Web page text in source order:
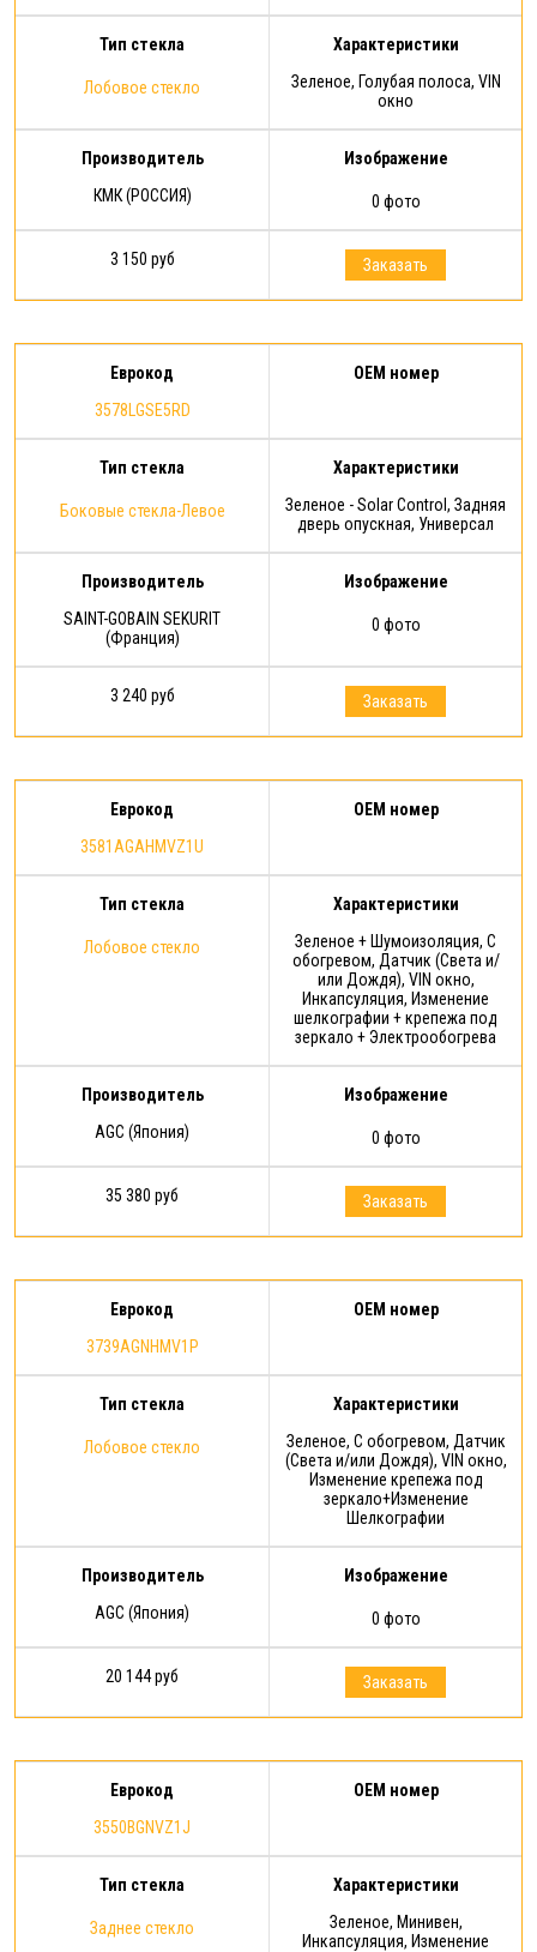
Тип стекла
Лобовое стекло
Характеристики
Зеленое, Голубая полоса, VIN
окно
Производитель
КМК (РОССИЯ)
Изображение
0 фото
3 150 руб Заказать
Еврокод
3578LGSE5RD
OEM номер
Тип стекла
Боковые стекла-Левое
Характеристики
Зеленое - Solar Control, Задняя
дверь опускная, Универсал
Производитель
SAINT-GOBAIN SEKURIT
(Франция)
Изображение
0 фото
3 240 руб Заказать
Еврокод
3581AGAHMVZ1U
OEM номер
Тип стекла
Лобовое стекло
Характеристики
Зеленое + Шумоизоляция, С
обогревом, Датчик (Света и/
или Дождя), VIN окно,
Инкапсуляция, Изменение
шелкографии + крепежа под
зеркало + Электрообогрева
Производитель
AGC (Япония)
Изображение
0 фото
35 380 руб Заказать
Еврокод
3739AGNHMV1P
OEM номер
Тип стекла
Лобовое стекло
Характеристики
Зеленое, С обогревом, Датчик
(Света и/или Дождя), VIN окно,
Изменение крепежа под
зеркало+Изменение
Шелкографии
Производитель
AGC (Япония)
Изображение
0 фото
20 144 руб Заказать
Еврокод
3550BGNVZ1J
OEM номер
Тип стекла
Заднее стекло
Характеристики
Зеленое, Минивен,
Инкапсуляция, Изменение